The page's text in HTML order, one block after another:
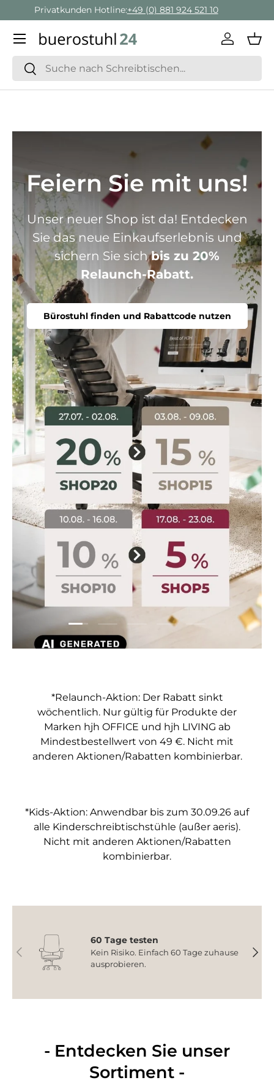
Direkt zum Inhalt
Geschäftskunden Beratung:+ 49 (0) 881 924 521 22
Suchen
Suchen
Menü
Feiern Sie mit uns!
Unser neuer Shop ist da! Entdecken
Sie das neue Einkaufserlebnis und
sichern Sie sichbis zu 20%
Relaunch-Rabatt.
Bürostuhl finden und Rabattcode nutzen
Folie laden 1 von 5
Folie laden 2 von 5
Folie laden 3 von 5
Folie laden 4 von 5
Folie laden 5
*Relaunch-Aktion: Der Rabatt sinkt
wöchentlich. Nur gültig für Produkte der
Marken hjh OFFICE und hjh LIVING ab
Mindestbestellwert von 49 €. Nicht mit
anderen Aktionen/Rabatten kombinierbar.
*Kids-Aktion: Anwendbar bis zum 30.09.26 auf
alle Kinderschreibtischstühle (außer aeris).
Nicht mit anderen Aktionen/Rabatten
kombinierbar.
Vorherige
60 Tage testen
Kein Risiko. Einfach 60 Tage zuhause
ausprobieren.
- Entdecken Sie unser
Sortiment -